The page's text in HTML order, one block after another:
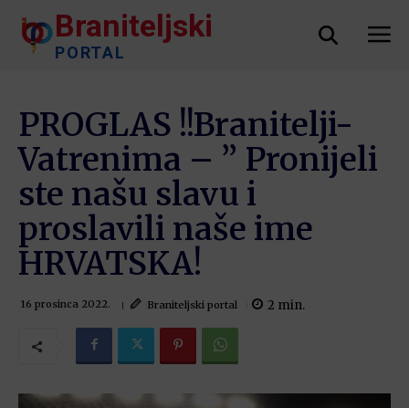
Braniteljski
PORTAL
PROGLAS !!Branitelji-
Vatrenima – ” Pronijeli
ste našu slavu i
proslavili naše ime
HRVATSKA!
16 prosinca 2022. Braniteljski portal 2 min.